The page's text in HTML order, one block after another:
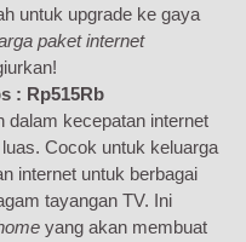
untuk upgrade ke gaya
paket internet
: Rp515Rb
dalam kecepatan internet
Cocok untuk keluarga
internet untuk berbagai
tayangan TV. Ini
yang akan membuat